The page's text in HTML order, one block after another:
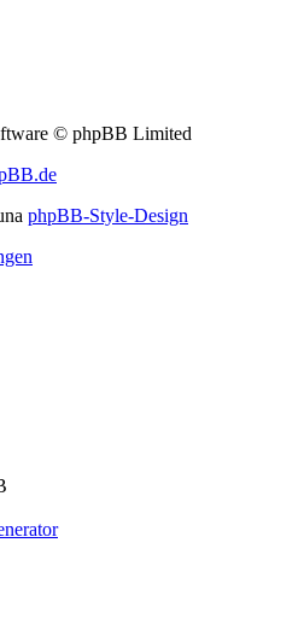
© phpBB Limited
phpBB-Style-Design